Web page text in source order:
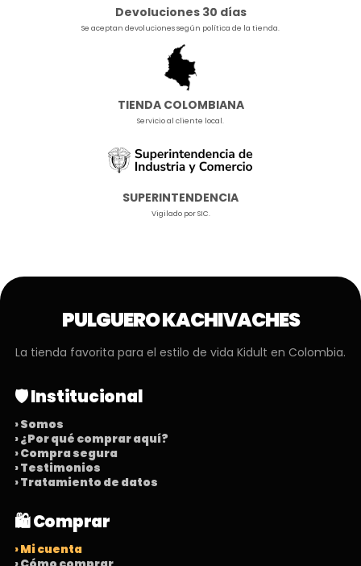
Devoluciones 30 días
Se aceptan devoluciones según política de la tienda.
TIENDA COLOMBIANA
Servicio al cliente local.
SUPERINTENDENCIA
Vigilado por SIC.
PULGUERO KACHIVACHES
La tienda favorita para el estilo de vida Kidult en Colombia.
🛡️ Institucional
› Somos
› ¿Por qué comprar aquí?
› Compra segura
› Testimonios
› Tratamiento de datos
🛍️ Comprar
› Mi cuenta